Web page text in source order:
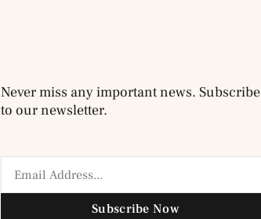
Never miss any important news. Subscribe
to our newsletter.
Subscribe Now